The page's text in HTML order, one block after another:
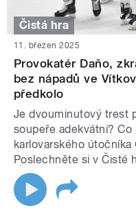
Čistá hra
11. březen 2025
Provokatér Daňo,
bez nápadů ve
předkolo
Je dvouminutový trest
soupeře adekvátní? Co
karlovarského útočníka
Poslechněte si v Čisté